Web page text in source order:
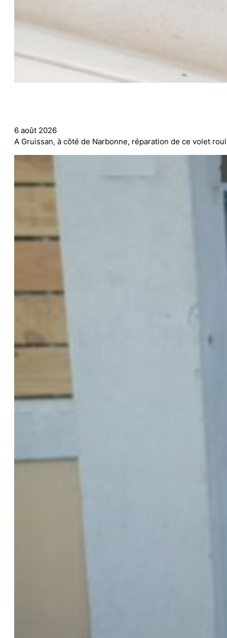
6 août 2026
A Gruissan, à côté de Narbonne, réparation de ce volet